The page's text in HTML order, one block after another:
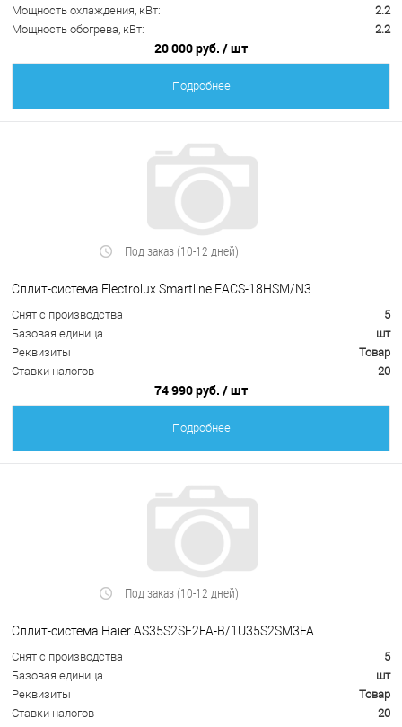
Мощность охлаждения, кВт:
2.2
Мощность обогрева, кВт:
2.2
20 000 руб. / шт
Подробнее
Под заказ (10-12 дней)
Сплит-система Electrolux Smartline EACS-18HSM/N3
Снят с производства
5
Базовая единица
шт
Реквизиты
Товар
Ставки налогов
20
74 990 руб. / шт
Подробнее
Под заказ (10-12 дней)
Сплит-система Haier AS35S2SF2FA-B/1U35S2SM3FA
Снят с производства
5
Базовая единица
шт
Реквизиты
Товар
Ставки налогов
20